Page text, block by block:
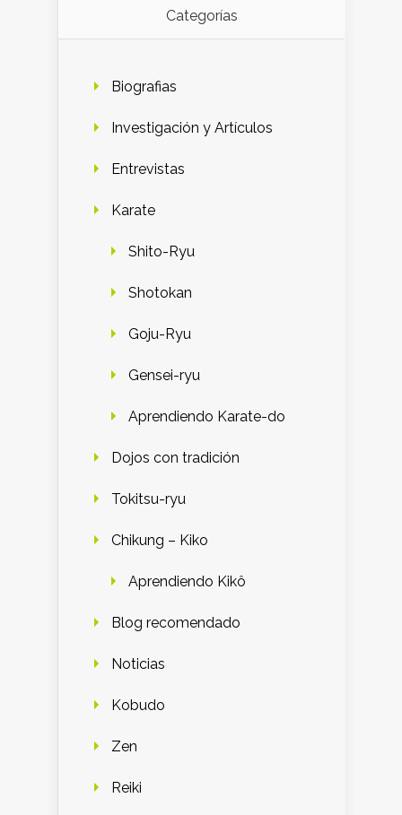
Categorías
Biografias
Investigación y Artículos
Entrevistas
Karate
Shito-Ryu
Shotokan
Goju-Ryu
Gensei-ryu
Aprendiendo Karate-do
Dojos con tradición
Tokitsu-ryu
Chikung – Kiko
Aprendiendo Kikô
Blog recomendado
Noticias
Kobudo
Zen
Reiki